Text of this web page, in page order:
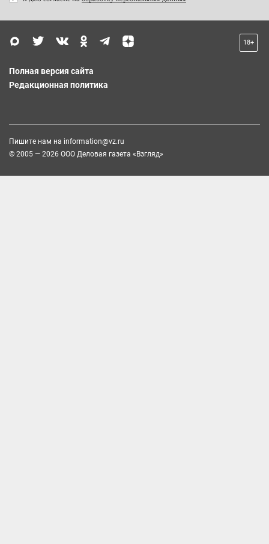
18+
Полная версия сайта
Редакционная политика
Пишите нам на information@vz.ru
© 2005 — 2026 ООО Деловая газета «Взгляд»